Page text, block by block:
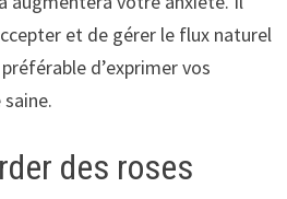
et de gérer le flux naturel
d’exprimer vos
des roses